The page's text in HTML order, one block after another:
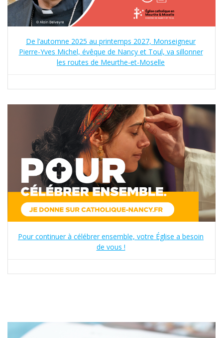
De l’automne 2025 au printemps 2027, Monseigneur
Pierre-Yves Michel, évêque de Nancy et Toul, va sillonner
les routes de Meurthe-et-Moselle
Pour continuer à célébrer ensemble, votre Église a besoin
de vous !